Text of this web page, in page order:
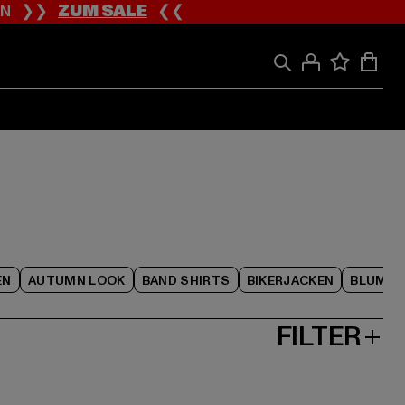
❯❯ZUM SALE❮❮
AUTUMN LOOK BAND SHIRTS BIKERJACKEN
FILTER